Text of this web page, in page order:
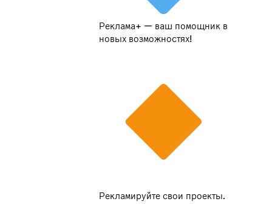
Реклама+ — ваш помощник в
новых возможностях!
Рекламируйте свои проекты.